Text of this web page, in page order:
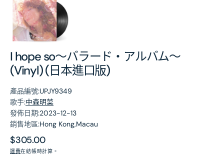
I hope so～バラード・アルバム～
(Vinyl) (日本進口版)
產品編號:UPJY9349
歌手:中森明菜
發佈日期:2023-12-13
銷售地區:Hong Kong,Macau
原
$305.00
運費在結帳時計算。